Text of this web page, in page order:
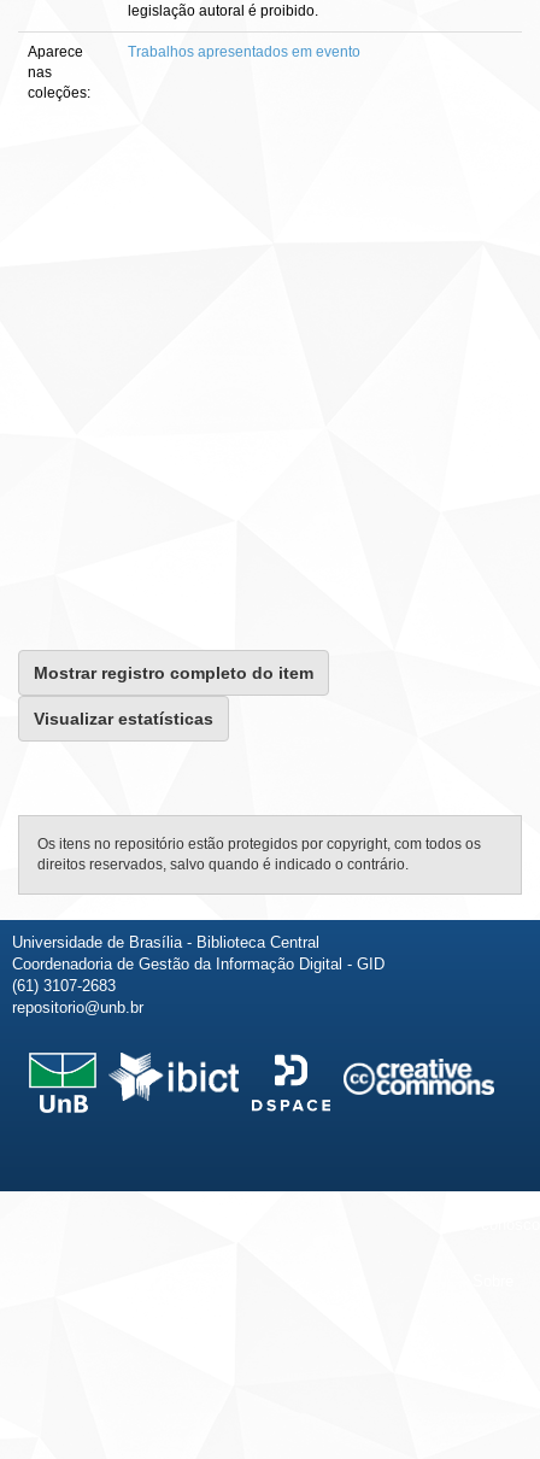
legislação autoral é proibido.
Aparece
nas
coleções:
Trabalhos apresentados em evento
Mostrar registro completo do item
Visualizar estatísticas
Os itens no repositório estão protegidos por copyright, com todos os
direitos reservados, salvo quando é indicado o contrário.
Universidade de Brasília - Biblioteca Central
Coordenadoria de Gestão da Informação Digital - GID
(61) 3107-2683
repositorio@unb.br